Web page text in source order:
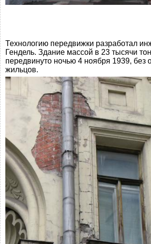
Технологию передвижки разработал
Гендель. Здание массой в 23 тысячи
передвинуто ночью 4 ноября 1939, без
жильцов.